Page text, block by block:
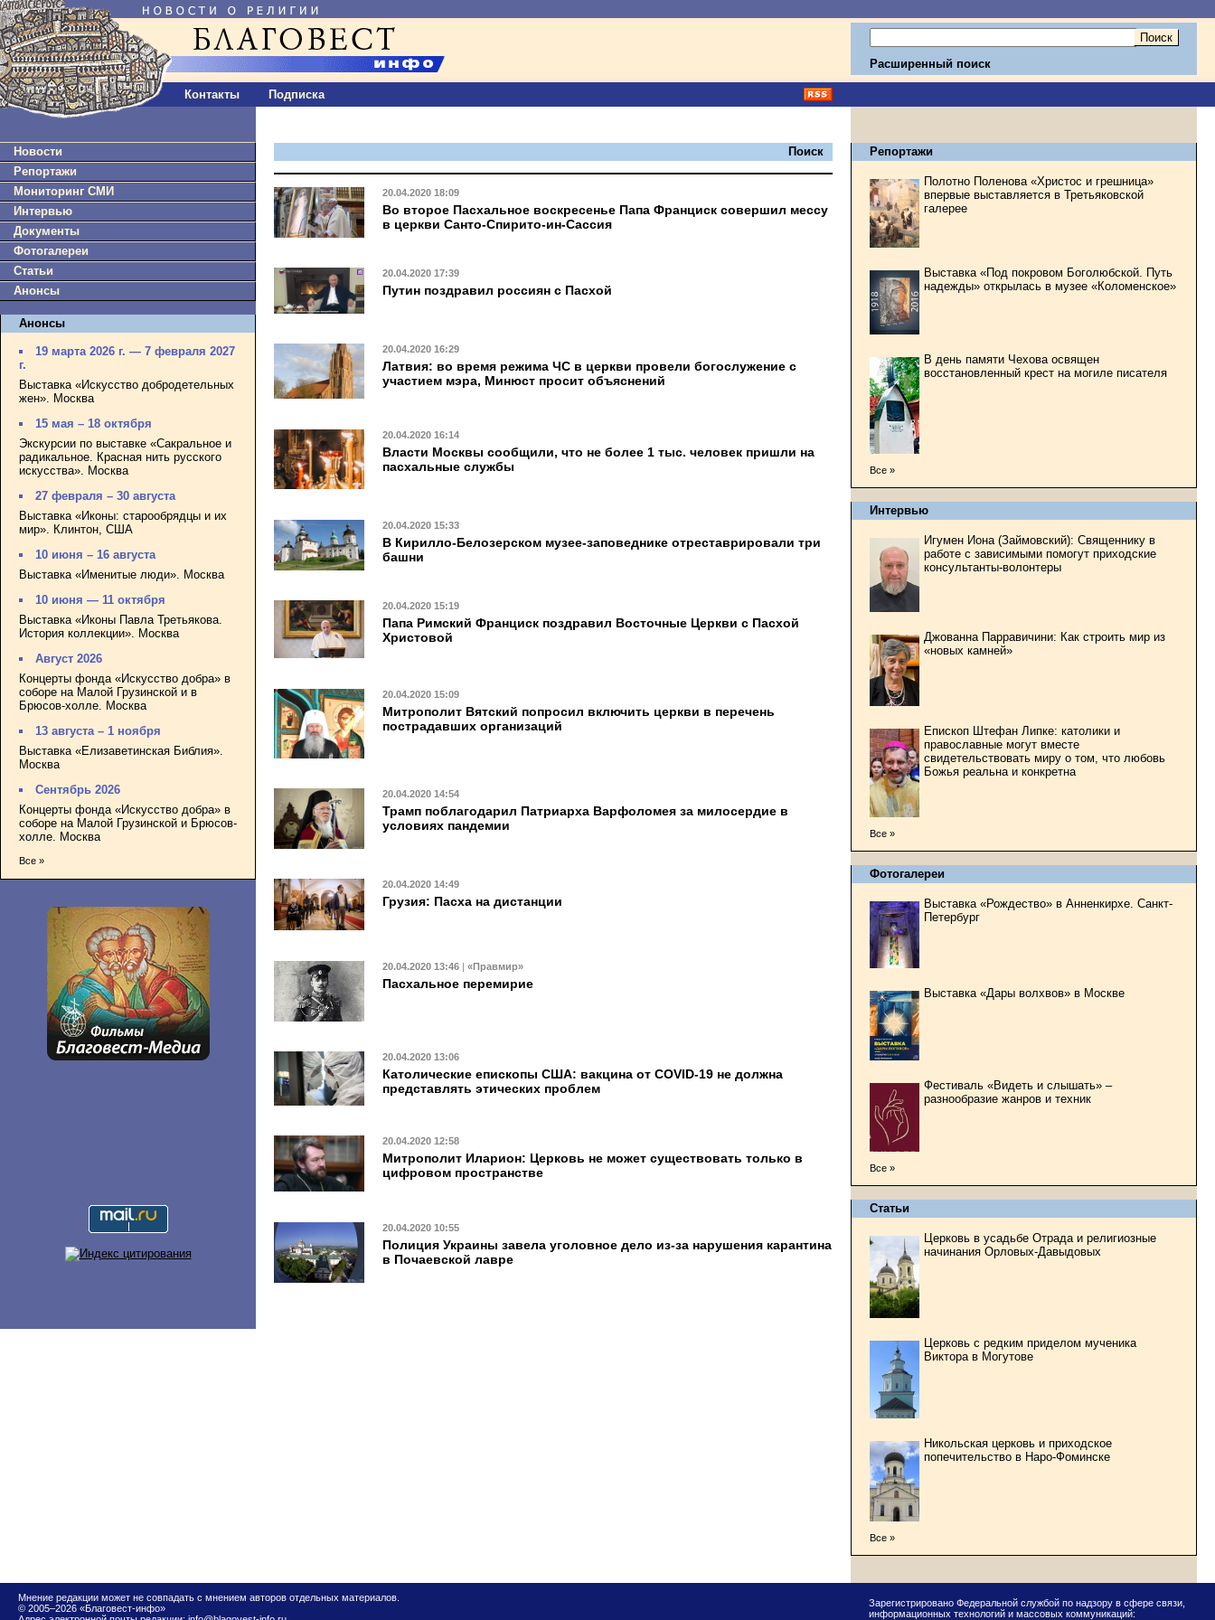
Контакты Подписка
Расширенный поиск
Новости
Репортажи
Мониторинг СМИ
Интервью
Документы
Фотогалереи
Статьи
Анонсы
Анонсы
19 марта 2026 г. — 7 февраля 2027
г.
Выставка «Искусство добродетельных
жен». Москва
15 мая – 18 октября
Экскурсии по выставке «Сакральное и
радикальное. Красная нить русского
искусства». Москва
27 февраля – 30 августа
Выставка «Иконы: старообрядцы и их
мир». Клинтон, США
10 июня – 16 августа
Выставка «Именитые люди». Москва
10 июня — 11 октября
Выставка «Иконы Павла Третьякова.
История коллекции». Москва
Август 2026
Концерты фонда «Искусство добра» в
соборе на Малой Грузинской и в
Брюсов-холле. Москва
13 августа – 1 ноября
Выставка «Елизаветинская Библия».
Москва
Сентябрь 2026
Концерты фонда «Искусство добра» в
соборе на Малой Грузинской и Брюсов-
холле. Москва
Все »
Поиск
20.04.2020 18:09
Во второе Пасхальное воскресенье Папа Франциск совершил мессу
в церкви Санто-Спирито-ин-Сассия
20.04.2020 17:39
Путин поздравил россиян с Пасхой
20.04.2020 16:29
Латвия: во время режима ЧС в церкви провели богослужение с
участием мэра, Минюст просит объяснений
20.04.2020 16:14
Власти Москвы сообщили, что не более 1 тыс. человек пришли на
пасхальные службы
20.04.2020 15:33
В Кирилло-Белозерском музее-заповеднике отреставрировали три
башни
20.04.2020 15:19
Папа Римский Франциск поздравил Восточные Церкви с Пасхой
Христовой
20.04.2020 15:09
Митрополит Вятский попросил включить церкви в перечень
пострадавших организаций
20.04.2020 14:54
Трамп поблагодарил Патриарха Варфоломея за милосердие в
условиях пандемии
20.04.2020 14:49
Грузия: Пасха на дистанции
20.04.2020 13:46 | «Правмир»
Пасхальное перемирие
20.04.2020 13:06
Католические епископы США: вакцина от COVID-19 не должна
представлять этических проблем
20.04.2020 12:58
Митрополит Иларион: Церковь не может существовать только в
цифровом пространстве
20.04.2020 10:55
Полиция Украины завела уголовное дело из-за нарушения карантина
в Почаевской лавре
Репортажи
Полотно Поленова «Христос и грешница»
впервые выставляется в Третьяковской
галерее
Выставка «Под покровом Боголюбской. Путь
надежды» открылась в музее «Коломенское»
В день памяти Чехова освящен
восстановленный крест на могиле писателя
Все »
Интервью
Игумен Иона (Займовский): Священнику в
работе с зависимыми помогут приходские
консультанты-волонтеры
Джованна Парравичини: Как строить мир из
«новых камней»
Епископ Штефан Липке: католики и
православные могут вместе
свидетельствовать миру о том, что любовь
Божья реальна и конкретна
Все »
Фотогалереи
Выставка «Рождество» в Анненкирхе. Санкт-
Петербург
Выставка «Дары волхвов» в Москве
Фестиваль «Видеть и слышать» –
разнообразие жанров и техник
Все »
Статьи
Церковь в усадьбе Отрада и религиозные
начинания Орловых-Давыдовых
Церковь с редким приделом мученика
Виктора в Могутове
Никольская церковь и приходское
попечительство в Наро-Фоминске
Все »
Мнение редакции может не совпадать с мнением авторов отдельных материалов.
© 2005–2026 «Благовест-инфо»
Зарегистрировано Федеральной службой по надзору в сфере связи,
информационных технологий и массовых коммуникаций: